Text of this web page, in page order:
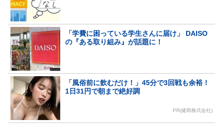
「学費に困っている学生さんに届け」 DAISO
の『ある取り組み』が話題に！
「風俗前に飲むだけ！」45分で3回戦も余裕！
1日31円で朝まで絶好調
PR(健商株式会社)